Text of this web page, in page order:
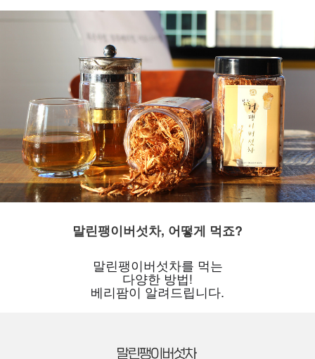
말린팽이버섯차, 어떻게 먹죠?
말린팽이버섯차를 먹는
다양한 방법!
베리팜이 알려드립니다.